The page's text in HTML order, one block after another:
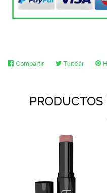
CompartirCompartirTuitearTuitear